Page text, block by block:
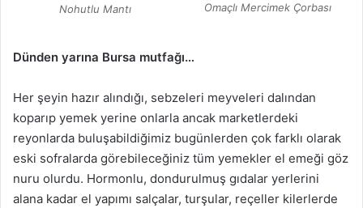
Nohutlu Mantı Omaçlı Mercimek Çorbası
Dünden yarına Bursa mutfağı…
Her şeyin hazır alındığı, sebzeleri meyveleri dalından
koparıp yemek yerine onlarla ancak marketlerdeki
reyonlarda buluşabildiğimiz bugünlerden çok farklı olarak
eski sofralarda görebileceğiniz tüm yemekler el emeği göz
nuru olurdu. Hormonlu, dondurulmuş gıdalar yerlerini
alana kadar el yapımı salçalar, turşular, reçeller kilerlerde